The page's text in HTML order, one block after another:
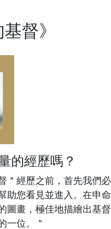
督》
的經歷嗎？
＂經歷之前，首先我們必
助您看見並進入。在申命
圖畫，極佳地描繪出基督
一位。＂